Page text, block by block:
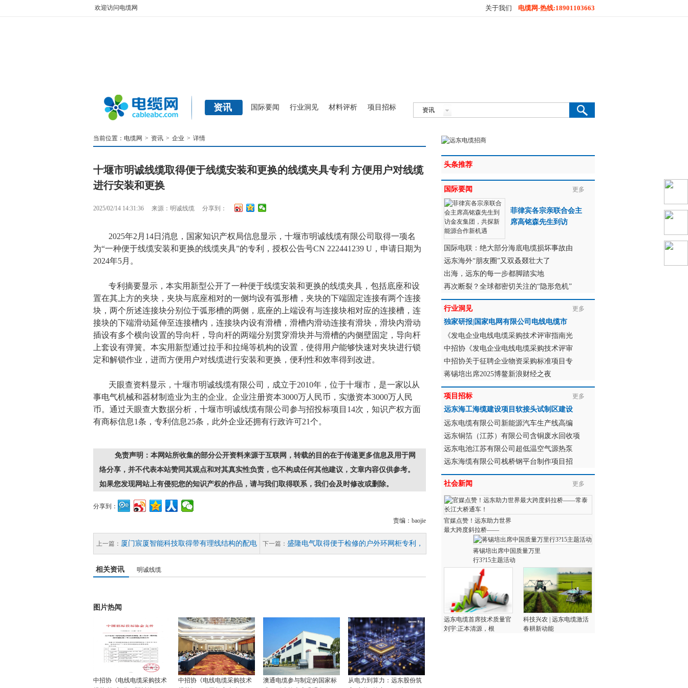
欢迎访问电缆网 关于我们 电缆网-热线:18901103663
资讯 国际要闻 行业洞见 材料评析 项目招标 资讯
当前位置： 电缆网 > 资讯 > 企业 > 详情
十堰市明诚线缆取得便于线缆安装和更换的线缆夹具专利 方便用户对线缆
进行安装和更换
2025/02/14 14:31:36 来源：明诚线缆 分享到：
2025年2月14日消息，国家知识产权局信息显示，十堰市明诚线缆有限公司取得一项名
为“一种便于线缆安装和更换的线缆夹具”的专利，授权公告号CN 222441239 U，申请日期为
2024年5月。
专利摘要显示，本实用新型公开了一种便于线缆安装和更换的线缆夹具，包括底座和设
置在其上方的夹块，夹块与底座相对的一侧均设有弧形槽，夹块的下端固定连接有两个连接
块，两个所述连接块分别位于弧形槽的两侧，底座的上端设有与连接块相对应的连接槽，连
接块的下端滑动延伸至连接槽内，连接块内设有滑槽，滑槽内滑动连接有滑块，滑块内滑动
插设有多个横向设置的导向杆，导向杆的两端分别贯穿滑块并与滑槽的内侧壁固定，导向杆
上套设有弹簧。本实用新型通过拉手和拉绳等机构的设置，使得用户能够快速对夹块进行锁
定和解锁作业，进而方便用户对线缆进行安装和更换，便利性和效率得到改进。
天眼查资料显示，十堰市明诚线缆有限公司，成立于2010年，位于十堰市，是一家以从
事电气机械和器材制造业为主的企业。企业注册资本3000万人民币，实缴资本3000万人民
币。通过天眼查大数据分析，十堰市明诚线缆有限公司参与招投标项目14次，知识产权方面
有商标信息1条，专利信息25条，此外企业还拥有行政许可21个。
免责声明：本网站所收集的部分公开资料来源于互联网，转载的目的在于传递更多信息及用于网
络分享，并不代表本站赞同其观点和对其真实性负责，也不构成任何其他建议，文章内容仅供参考。
如果您发现网站上有侵犯您的知识产权的作品，请与我们取得联系，我们会及时修改或删除。
分享到：
责编：baojie
上一篇： 厦门宸厦智能科技取得带有理线结构的配电 下一篇： 盛隆电气取得便于检修的户外环网柜专利，
相关资讯 明诚线缆
图片热闻
中招协《电线电缆采购技术
中招协《电线电缆采购技术
澳通电缆参与制定的国家标
从电力到算力：远东股份筑
头条推荐
国际要闻 更多
菲律宾各宗亲联合会主
席高铭森先生到访
国际电联：绝大部分海底电缆损坏事故由
远东海外“朋友圈”又双叒叕壮大了
出海，远东的每一步都脚踏实地
再次断裂？全球都密切关注的“隐形危机”
行业洞见 更多
独家研报|国家电网有限公司电线电缆市
《发电企业电线电缆采购技术评审指南光
中招协《发电企业电线电缆采购技术评审
中招协关于征聘企业物资采购标准项目专
蒋锡培出席2025博鳌新浪财经之夜
项目招标 更多
远东海工海缆建设项目软接头试制区建设
远东电缆有限公司新能源汽车生产线高编
远东铜箔（江苏）有限公司含铜废水回收项
远东电池江苏有限公司超低温空气源热泵
远东海缆有限公司栈桥钢平台制作项目招
社会新闻 更多
官媒点赞！远东助力世界
最大跨度斜拉桥——
蒋锡培出席中国质量万里
行3?15主题活动
远东电缆首席技术质量官
刘宇:正本清源，根
科技兴农 | 远东电缆激活
春耕新动能